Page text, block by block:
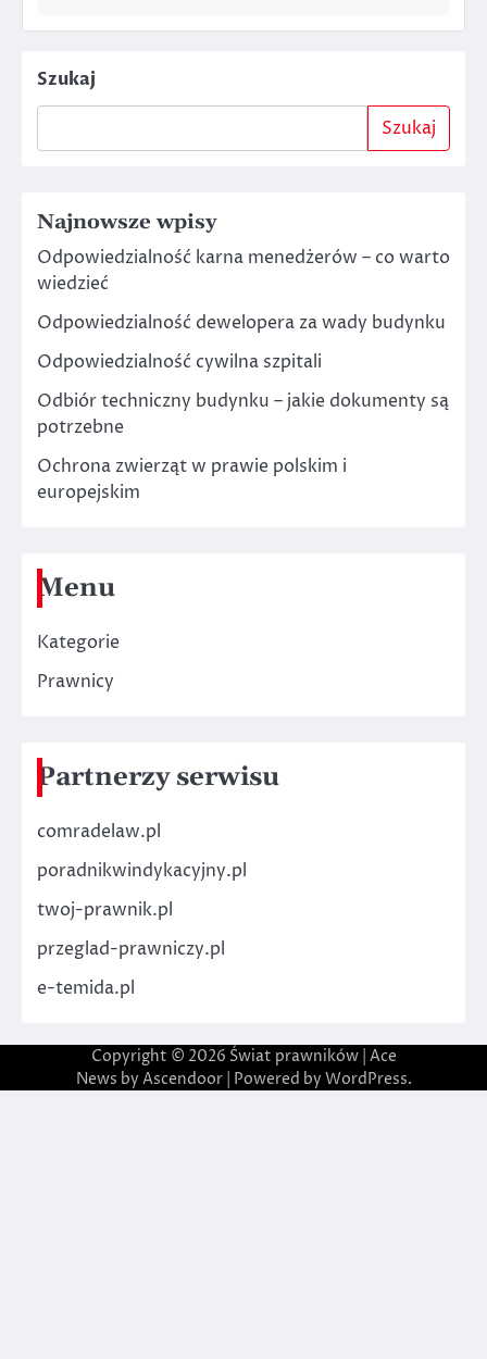
Szukaj
Szukaj
Najnowsze wpisy
Odpowiedzialność karna menedżerów – co warto
wiedzieć
Odpowiedzialność dewelopera za wady budynku
Odpowiedzialność cywilna szpitali
Odbiór techniczny budynku – jakie dokumenty są
potrzebne
Ochrona zwierząt w prawie polskim i
europejskim
Menu
Kategorie
Prawnicy
Partnerzy serwisu
comradelaw.pl
poradnikwindykacyjny.pl
twoj-prawnik.pl
przeglad-prawniczy.pl
e-temida.pl
Copyright © 2026 Świat prawników| Ace
News by Ascendoor| Powered by WordPress.